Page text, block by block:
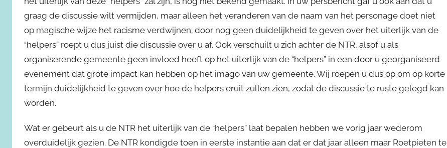
graag de discussie wilt vermijden, maar alleen het veranderen van de naam van het personage doet niet
op magische wijze het racisme verdwijnen; door nog geen duidelijkheid te geven over het uiterlijk van de
“helpers” roept u dus juist die discussie over u af. Ook verschuilt u zich achter de NTR, alsof u als
organiserende gemeente geen invloed heeft op het uiterlijk van de “helpers” in een door u georganiseerd
evenement dat grote impact kan hebben op het imago van uw gemeente. Wij roepen u dus op om op korte
termijn duidelijkheid te geven over hoe de helpers eruit zullen zien, zodat de discussie te ruste gelegd kan
worden.
Wat er gebeurt als u de NTR het uiterlijk van de “helpers” laat bepalen hebben we vorig jaar wederom
overduidelijk gezien. De NTR kondigde toen in eerste instantie aan dat er dat jaar alleen maar Roetpieten te